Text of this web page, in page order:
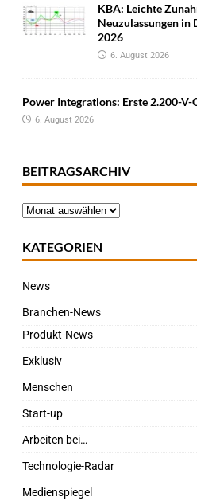
KBA: Leichte
Neuzulassungen in
2026
6. August 2026
Power Integrations: Erste 2.200-V-
6. August 2026
BEITRAGSARCHIV
KATEGORIEN
News
Branchen-News
Produkt-News
Exklusiv
Menschen
Start-up
Arbeiten bei…
Technologie-Radar
Medienspiegel